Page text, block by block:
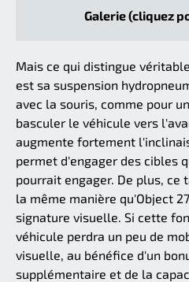
Galerie (cliquez
Mais ce qui distingue
est sa suspension
avec la souris, comme pour
basculer le véhicule vers
augmente fortement
permet d'engager des cibles
pourrait engager. De plus, ce
la même manière qu'Object
signature visuelle. Si cette
véhicule perdra un peu de
visuelle, au bénéfice d'un
supplémentaire et de la